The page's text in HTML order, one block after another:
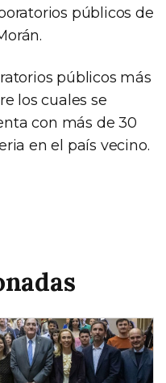
públicos de
públicos más
los cuales se
con más de 30
en el país vecino.